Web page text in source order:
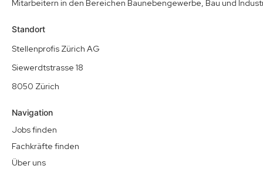
Mitarbeitern in den Bereichen Baunebengewerbe, Bau und
Standort
Stellenprofis Zürich AG
Siewerdtstrasse 18
8050 Zürich
Navigation
Jobs finden
Fachkräfte finden
Über uns